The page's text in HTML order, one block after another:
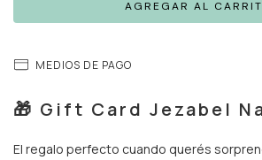
MEDIOS DE PAGO
🎁 Gift Card Jezabel
El regalo perfecto cuando querés